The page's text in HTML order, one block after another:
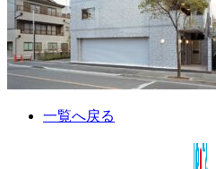
一覧へ戻る